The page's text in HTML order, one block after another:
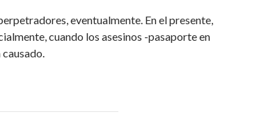
eventualmente. En el presente,
cuando los asesinos -pasaporte en